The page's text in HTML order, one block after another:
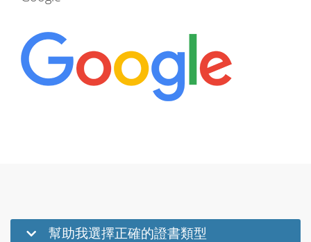
幫助我選擇正確的證書類型